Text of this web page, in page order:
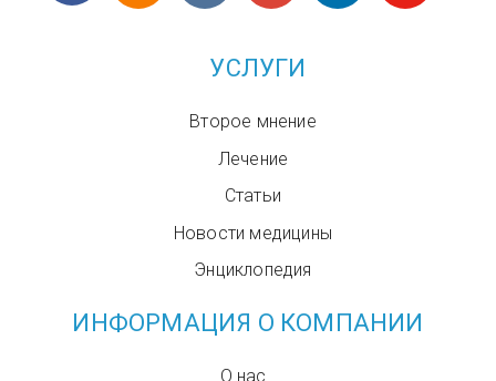
УСЛУГИ
Второе мнение
Лечение
Статьи
Новости медицины
Энциклопедия
ИНФОРМАЦИЯ О КОМПАНИИ
О нас